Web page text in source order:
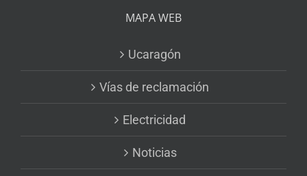
MAPA WEB
Ucaragón
Vías de reclamación
Electricidad
Noticias